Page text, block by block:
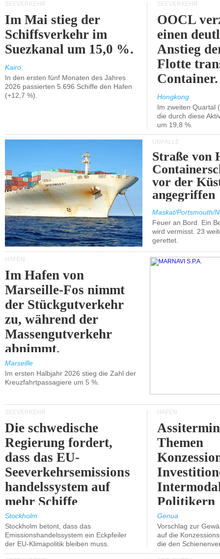
SEEVERKEHR
Im Mai stieg der
Schiffsverkehr im
Suezkanal um 15,0 %.
Kairo
In den ersten fünf Monaten des Jahres
2026 passierten 5.696 Schiffe den Hafen
(+12,7 %).
SEEVERKEHR
OOCL
einen
Anstieg
Flotte
Container.
Hongkong
Im zweiten Quartal
die durch diese
um 19,8 %.
UNFÄLLE
Straße von
vor der
angegriffen
Maskat/Portsmouth/
Feuer an Bord. Ein
wird vermisst. 23
gerettet.
HÄFEN
Im Hafen von
Marseille-Fos nimmt
der Stückgutverkehr
zu, während der
Massengutverkehr
abnimmt.
Marseille
Im ersten Halbjahr 2026 stieg die Zahl der
Kreuzfahrtpassagiere um 5 %.
SEEVERKEHR
Die schwedische
Regierung fordert,
dass das EU-
Seeverkehrsemissions
handelssystem auf
mehr Schiffe
ausgeweitet wird.
Stockholm
Stockholm betont, dass das
Emissionshandelssystem ein Eckpfeiler
der EU-Klimapolitik bleiben muss.
HÄFEN
Themen
Politikern
Genua
Vorschlag zur
auf die
die den